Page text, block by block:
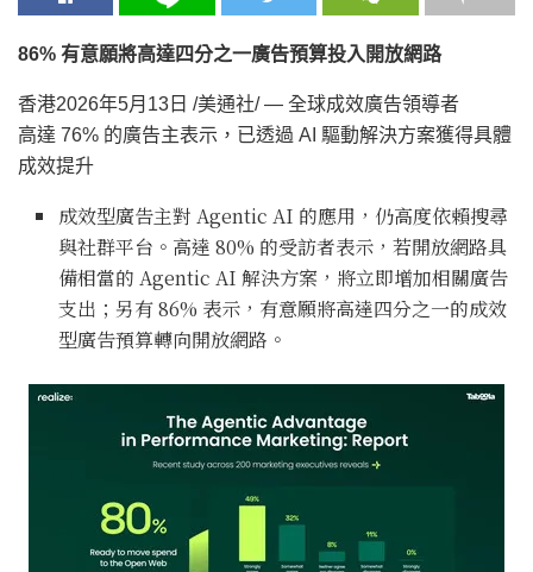
86% 有意願將高達四分之一廣告預算投入開放網路
香港2026年5月13日 /美通社/ — 全球成效廣告領導者
高達 76% 的廣告主表示，已透過 AI 驅動解決方案獲得具體
成效提升
成效型廣告主對 Agentic AI 的應用，仍高度依賴搜尋
與社群平台。高達 80% 的受訪者表示，若開放網路具
備相當的 Agentic AI 解決方案，將立即增加相關廣告
支出；另有 86% 表示，有意願將高達四分之一的成效
型廣告預算轉向開放網路。